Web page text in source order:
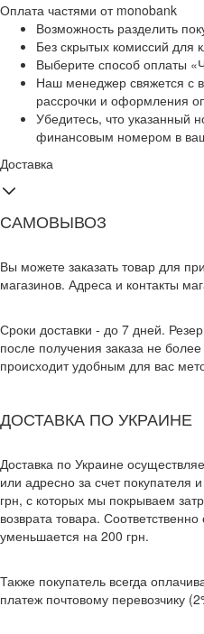
Оплата частями от monobank
Возможность разделить
Без скрытых комиссий для
Выберите способ оплаты
Наш менеджер свяжется с
рассрочки и оформления
Убедитесь, что указанный
финансовым номером в
Доставка
САМОВЫВОЗ
Вы можете заказать товар для
магазинов. Адреса и контакты
Сроки доставки - до 7 дней.
после получения заказа не
происходит удобным для вас
ДОСТАВКА ПО УКРАИНЕ
Доставка по Украине
или адресно за счет покупателя
грн, с которых мы покрываем
возврата товара.
уменьшается на 200 грн.
Также покупатель всегда
платеж почтовому перевозчику